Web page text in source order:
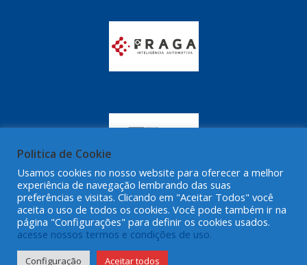
Politica de Cookie
Usamos cookies no nosso website para oferecer a melhor
experiência de navegação lembrando das suas
preferências e visitas. Clicando em "Aceitar Todos" você
aceita o uso de todos os cookies. Você pode também ir na
página "Configurações" para definir os cookies usados.
acesse nossos termos e condições de uso.
Configuração Aceitar todos